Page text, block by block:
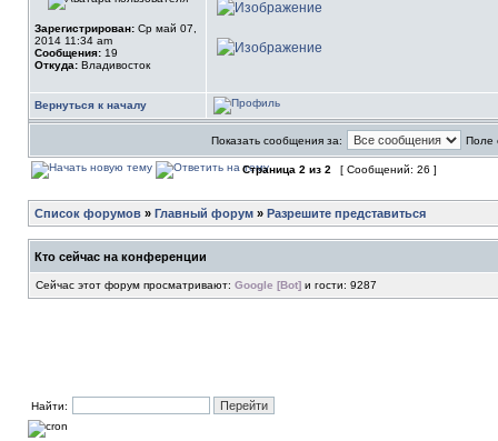
Зарегистрирован: Ср май 07,
2014 11:34 am
Сообщения: 19
Откуда: Владивосток
Вернуться к началу
Показать сообщения за: Поле
Страница 2 из 2 [ Сообщений: 26 ]
Список форумов » Главный форум » Разрешите представиться
Кто сейчас на конференции
Сейчас этот форум просматривают: Google [Bot] и гости: 9287
Найти: